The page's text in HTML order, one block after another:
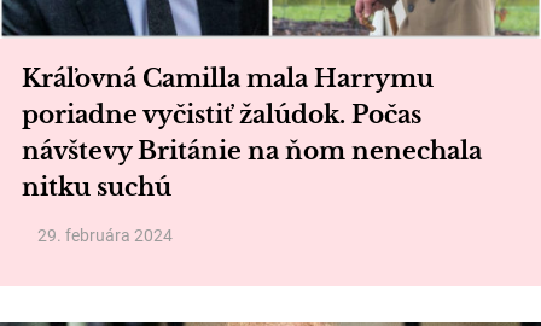
Kráľovná Camilla mala Harrymu
poriadne vyčistiť žalúdok. Počas
návštevy Británie na ňom nenechala
nitku suchú
29. februára 2024